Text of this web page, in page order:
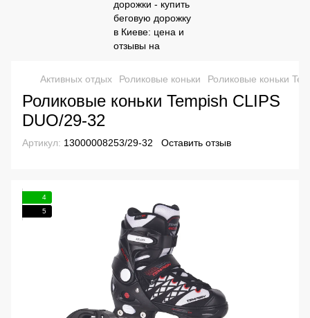
Активных отдых Роликовые коньки Роликовые коньки
Роликовые коньки Tempish CLIPS
DUO/29-32
Артикул: 13000008253/29-32 Оставить отзыв
4
5